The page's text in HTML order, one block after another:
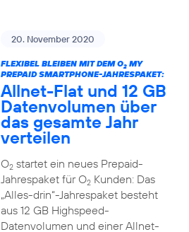
20. November 2020
FLEXIBEL BLEIBEN MIT DEM O2MY
PREPAID SMARTPHONE-JAHRESPAKET:
Allnet-Flat und 12 GB
Datenvolumen über
das gesamte Jahr
verteilen
O2startet ein neues Prepaid-
Jahrespaket für O2Kunden: Das
„Alles-drin“-Jahrespaket besteht
aus 12 GB Highspeed-
Datenvolumen und einer Allnet-